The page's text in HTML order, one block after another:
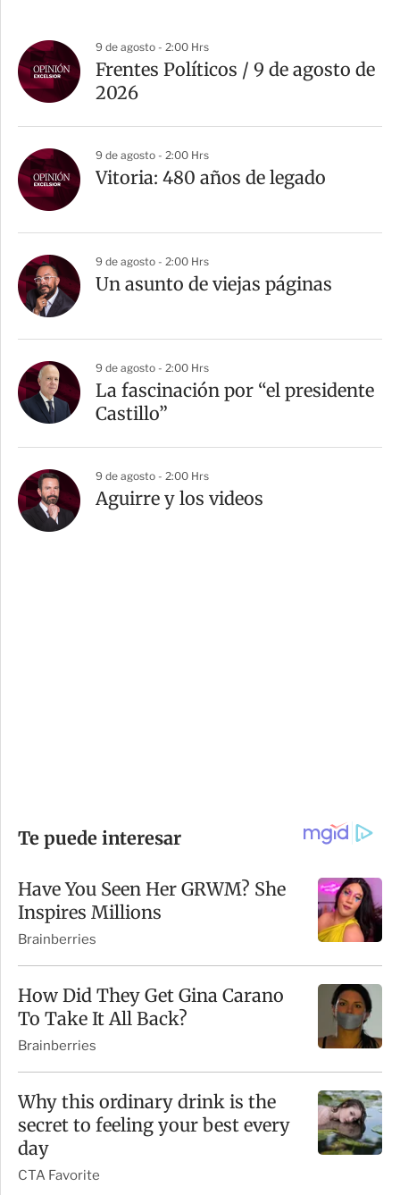
9 de agosto - 2:00 Hrs
Frentes Políticos / 9 de agosto de
2026
9 de agosto - 2:00 Hrs
Vitoria: 480 años de legado
9 de agosto - 2:00 Hrs
Un asunto de viejas páginas
9 de agosto - 2:00 Hrs
La fascinación por “el presidente
Castillo”
9 de agosto - 2:00 Hrs
Aguirre y los videos